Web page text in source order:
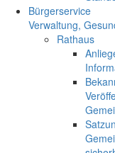
Bürgerservice
Verwaltung,
Rathaus